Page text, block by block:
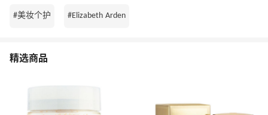
#美妆个护 #Elizabeth Arden
精选商品